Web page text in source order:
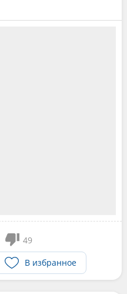
49
В избранное